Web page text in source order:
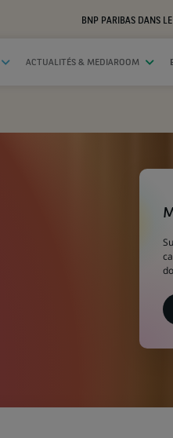
BNP PARIBAS DANS
ACTUALITÉS & MEDIAROOM
(Ce
dans
nouvel